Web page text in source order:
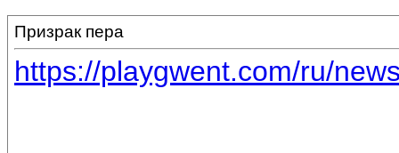
Призрак пера
https://playgwent.com/ru/